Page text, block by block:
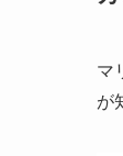
マ
が